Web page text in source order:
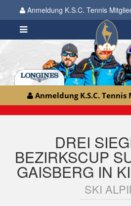
Anmeldung K.S.C. Tennis
Anmeldung K.S.C.
DREI
BEZIRKSCUP
GAISBERG IN
SKI